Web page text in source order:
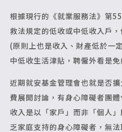
根據現行的《就業服務法》第
救法規定的低收或中低收入戶
(原則上也是收入、財產低於一
中低收生活津貼，聘僱外看是免
近期就安基金管理會也就是否
費展開討論，有身心障礙者團
收入是以「家戶」而非「個人
乏家庭支持的身心障礙者，無